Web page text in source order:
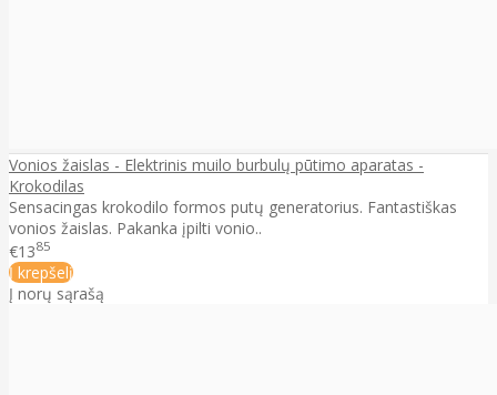
Vonios žaislas - Elektrinis muilo burbulų pūtimo aparatas -
Krokodilas
Sensacingas krokodilo formos putų generatorius. Fantastiškas
vonios žaislas. Pakanka įpilti vonio..
€1385
Į krepšelį
Į norų sąrašą